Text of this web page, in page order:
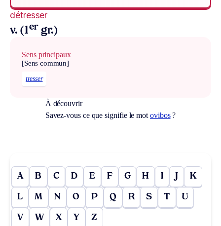
détresser
v. (1er gr.)
Sens principaux
[Sens commun]
tresser
À découvrir
Savez-vous ce que signifie le motovibos?
A B C D E F G H I J K
L M N O P Q R S T U
V W X Y Z